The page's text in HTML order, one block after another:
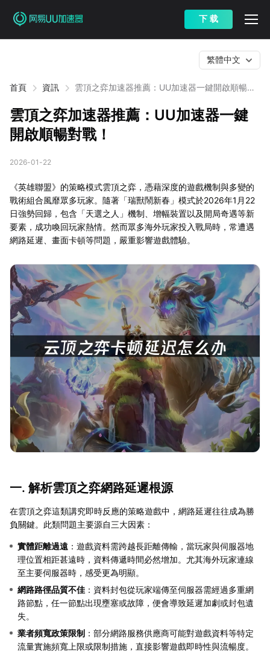
下 载
首頁 資訊
雲頂之弈加速器推薦：UU加速器一鍵開啟順暢對
繁體中文
雲頂之弈加速器推薦：UU加速器一鍵
開啟順暢對戰！
2026-01-22
《英雄聯盟》的策略模式雲頂之弈，憑藉深度的遊戲機制與多變的
戰術組合風靡眾多玩家。隨著「瑞獸鬧新春」模式於2026年1月22
日強勢回歸，包含「天選之人」機制、增幅裝置以及開局奇遇等新
要素，成功喚回玩家熱情。然而眾多海外玩家投入戰局時，常遭遇
網路延遲、畫面卡頓等問題，嚴重影響遊戲體驗。
一. 解析雲頂之弈網路延遲根源
在雲頂之弈這類講究即時反應的策略遊戲中，網路延遲往往成為勝
負關鍵。此類問題主要源自三大因素：
實體距離過遠 ：遊戲資料需跨越長距離傳輸，當玩家與伺服器地
理位置相距甚遠時，資料傳遞時間必然增加。尤其海外玩家連線
至主要伺服器時，感受更為明顯。
網路路徑品質不佳 ：資料封包從玩家端傳至伺服器需經過多重網
路節點，任一節點出現壅塞或故障，便會導致延遲加劇或封包遺
失。
業者頻寬政策限制 ：部分網路服務供應商可能對遊戲資料等特定
流量實施頻寬上限或限制措施，直接影響遊戲即時性與流暢度。